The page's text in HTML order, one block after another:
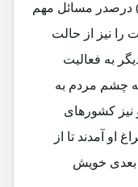
در جدی 1358 (دسمبر 1979م) درصدر مسائل مهم
نیز از حالت
به فعالیت
چشم مردم به
کشورهای
او آمدند تا از
بعدی خویش